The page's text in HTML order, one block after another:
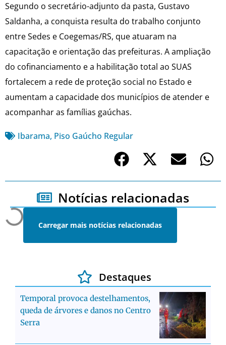
Segundo o secretário-adjunto da pasta, Gustavo
Saldanha, a conquista resulta do trabalho conjunto
entre Sedes e Coegemas/RS, que atuaram na
capacitação e orientação das prefeituras. A ampliação
do cofinanciamento e a habilitação total ao SUAS
fortalecem a rede de proteção social no Estado e
aumentam a capacidade dos municípios de atender e
acompanhar as famílias gaúchas.
Ibarama, Piso Gaúcho Regular
Notícias relacionadas
Carregar mais notícias relacionadas
Destaques
Temporal provoca destelhamentos,
queda de árvores e danos no Centro
Serra